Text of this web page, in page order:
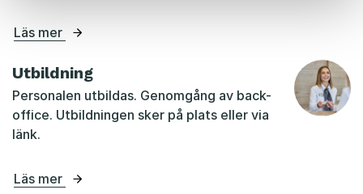
Läs mer
Utbildning
Personalen utbildas. Genomgång av back-
office. Utbildningen sker på plats eller via
länk.
Läs mer